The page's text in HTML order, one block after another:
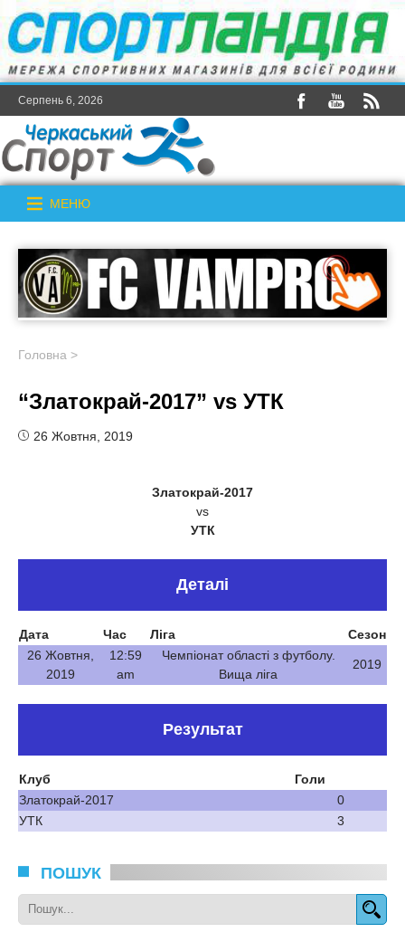
Серпень 6, 2026
МЕНЮ
Головна >
“Златокрай-2017” vs УТК
26 Жовтня, 2019
Златокрай-2017
vs
УТК
Деталі
Дата Час Ліга
Сезон
26 Жовтня,
2019
12:59
am
Чемпіонат області з футболу.
Вища ліга
2019
Результат
Клуб
Голи
Златокрай-2017
0
УТК
3
ПОШУК